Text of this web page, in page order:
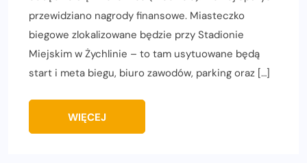
przewidziano nagrody finansowe. Miasteczko
biegowe zlokalizowane będzie przy Stadionie
Miejskim w Żychlinie – to tam usytuowane będą
start i meta biegu, biuro zawodów, parking oraz […]
WIĘCEJ